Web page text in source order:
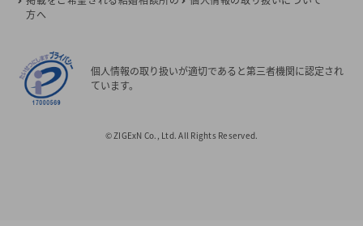
方へ
個人情報の取り扱いが適切であると第三者機関に認定され
ています。
© ZIGExN Co., Ltd. All Rights Reserved.